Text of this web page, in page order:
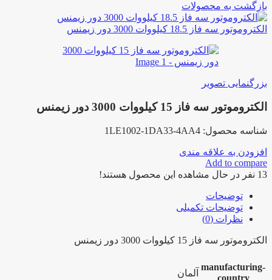
بازگشت به محصولات
الکتروموتور سه فاز 18.5 کیلووات 3000 دور زیمنس
بزرگنمایی تصویر
الکتروموتور سه فاز 15 کیلووات 3000 دور زیمنس
شناسه محصول: 1LE1002-1DA33-4AA4
افزودن به علاقه مندی
Add to compare
13 نفر در حال مشاهده این محصول هستند!
توضیحات
توضیحات تکمیلی
نظرات (0)
الکتروموتور سه فاز 15 کیلووات 3000 دور زیمنس
manufacturing-
آلمان